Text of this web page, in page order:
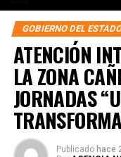
GOBIERNO DEL
ATENCIÓN
LA ZONA
JORNADAS
Publicado hace